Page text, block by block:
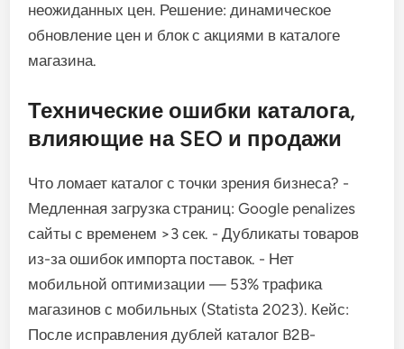
неожиданных цен. Решение: динамическое
обновление цен и блок с акциями в каталоге
магазина.
Технические ошибки каталога,
влияющие на SEO и продажи
Что ломает каталог с точки зрения бизнеса? -
Медленная загрузка страниц: Google penalizes
сайты с временем >3 сек. - Дубликаты товаров
из-за ошибок импорта поставок. - Нет
мобильной оптимизации — 53% трафика
магазинов с мобильных (Statista 2023). Кейс:
После исправления дублей каталог B2B-